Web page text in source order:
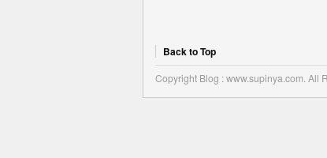
Back to Top
Copyright Blog : www.supinya.com. All